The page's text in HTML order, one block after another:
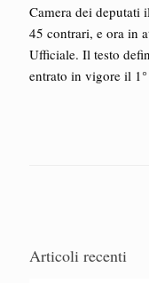
Camera dei deputati
45 contrari, e ora in
Ufficiale. Il testo
entrato in vigore il
Articoli recenti